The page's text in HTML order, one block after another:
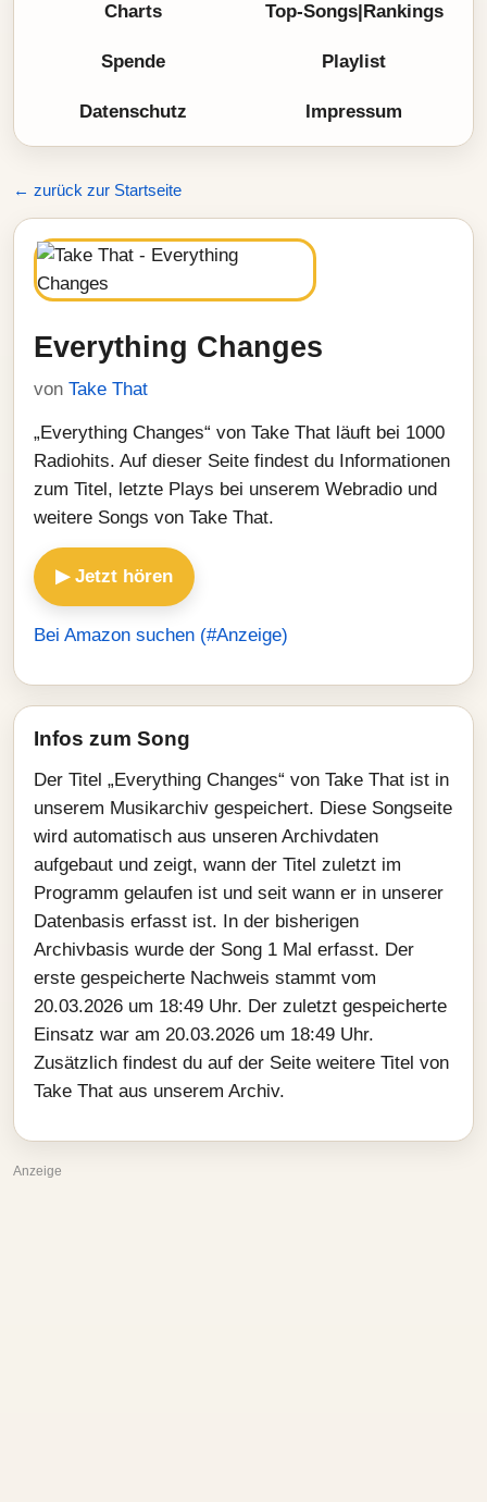
Charts Top-Songs|Rankings
Spende Playlist
Datenschutz Impressum
← zurück zur Startseite
Everything Changes
von Take That
„Everything Changes“ von Take That läuft bei 1000
Radiohits. Auf dieser Seite findest du Informationen
zum Titel, letzte Plays bei unserem Webradio und
weitere Songs von Take That.
▶ Jetzt hören
Bei Amazon suchen (#Anzeige)
Infos zum Song
Der Titel „Everything Changes“ von Take That ist in
unserem Musikarchiv gespeichert. Diese Songseite
wird automatisch aus unseren Archivdaten
aufgebaut und zeigt, wann der Titel zuletzt im
Programm gelaufen ist und seit wann er in unserer
Datenbasis erfasst ist. In der bisherigen
Archivbasis wurde der Song 1 Mal erfasst. Der
erste gespeicherte Nachweis stammt vom
20.03.2026 um 18:49 Uhr. Der zuletzt gespeicherte
Einsatz war am 20.03.2026 um 18:49 Uhr.
Zusätzlich findest du auf der Seite weitere Titel von
Take That aus unserem Archiv.
Anzeige